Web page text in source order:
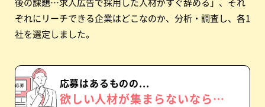
ぞれにリーチできる企業はどこなのか、分析・調査し、各1
社を選定しました。
応募はあるものの...
欲しい人材が集まらないなら…